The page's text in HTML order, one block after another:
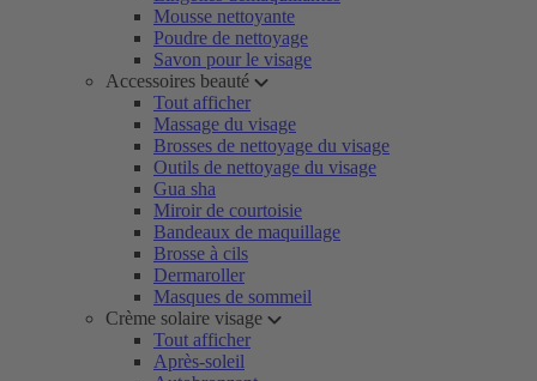
Mousse nettoyante
Poudre de nettoyage
Savon pour le visage
Accessoires beauté
Tout afficher
Massage du visage
Brosses de nettoyage du visage
Outils de nettoyage du visage
Gua sha
Miroir de courtoisie
Bandeaux de maquillage
Brosse à cils
Dermaroller
Masques de sommeil
Crème solaire visage
Tout afficher
Après-soleil